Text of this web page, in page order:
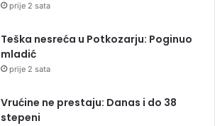
prije 2 sata
Teška nesreća u Potkozarju: Poginuo
mladić
prije 2 sata
Vrućine ne prestaju: Danas i do 38
stepeni